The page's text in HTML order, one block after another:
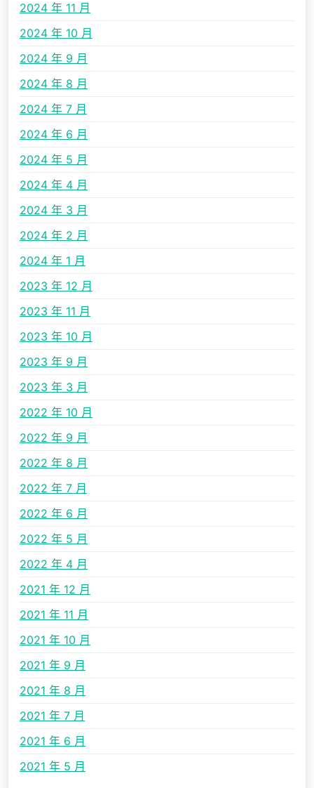
2024 年 11 月
2024 年 10 月
2024 年 9 月
2024 年 8 月
2024 年 7 月
2024 年 6 月
2024 年 5 月
2024 年 4 月
2024 年 3 月
2024 年 2 月
2024 年 1 月
2023 年 12 月
2023 年 11 月
2023 年 10 月
2023 年 9 月
2023 年 3 月
2022 年 10 月
2022 年 9 月
2022 年 8 月
2022 年 7 月
2022 年 6 月
2022 年 5 月
2022 年 4 月
2021 年 12 月
2021 年 11 月
2021 年 10 月
2021 年 9 月
2021 年 8 月
2021 年 7 月
2021 年 6 月
2021 年 5 月